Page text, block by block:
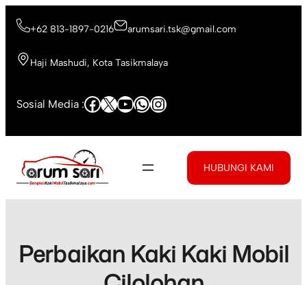
+62 813-1897-0216 arumsari.tsk@gmail.com
Haji Mashudi, Kota Tasikmalaya
Sosial Media :Facebook
X YouTube
WhatsApp
Instagram
HUBUNGI KAMI
Perbaikan Kaki Kaki Mobil